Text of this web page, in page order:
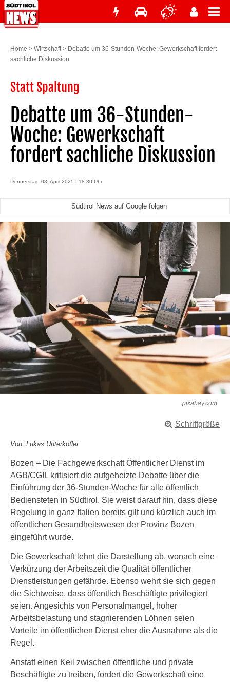
Home > Wirtschaft> Debatte um 36-Stunden-Woche: Gewerkschaft fordert
sachliche Diskussion
Statt Spaltung
Debatte um 36-Stunden-
Woche: Gewerkschaft
fordert sachliche Diskussion
Donnerstag, 03. April 2025 | 18:30 Uhr
Südtirol News auf Google folgen
pixabay.com
Schriftgröße
Von: Lukas Unterkofler
Bozen – Die Fachgewerkschaft Öffentlicher Dienst im
AGB/CGIL kritisiert die aufgeheizte Debatte über die
Einführung der 36-Stunden-Woche für alle öffentlich
Bediensteten in Südtirol. Sie weist darauf hin, dass diese
Regelung in ganz Italien bereits gilt und kürzlich auch im
öffentlichen Gesundheitswesen der Provinz Bozen
eingeführt wurde.
Die Gewerkschaft lehnt die Darstellung ab, wonach eine
Verkürzung der Arbeitszeit die Qualität öffentlicher
Dienstleistungen gefährde. Ebenso wehrt sie sich gegen
die Sichtweise, dass öffentlich Beschäftigte privilegiert
seien. Angesichts von Personalmangel, hoher
Arbeitsbelastung und stagnierenden Löhnen seien
Vorteile im öffentlichen Dienst eher die Ausnahme als die
Regel.
Anstatt einen Keil zwischen öffentliche und private
Beschäftigte zu treiben, fordert die Gewerkschaft eine